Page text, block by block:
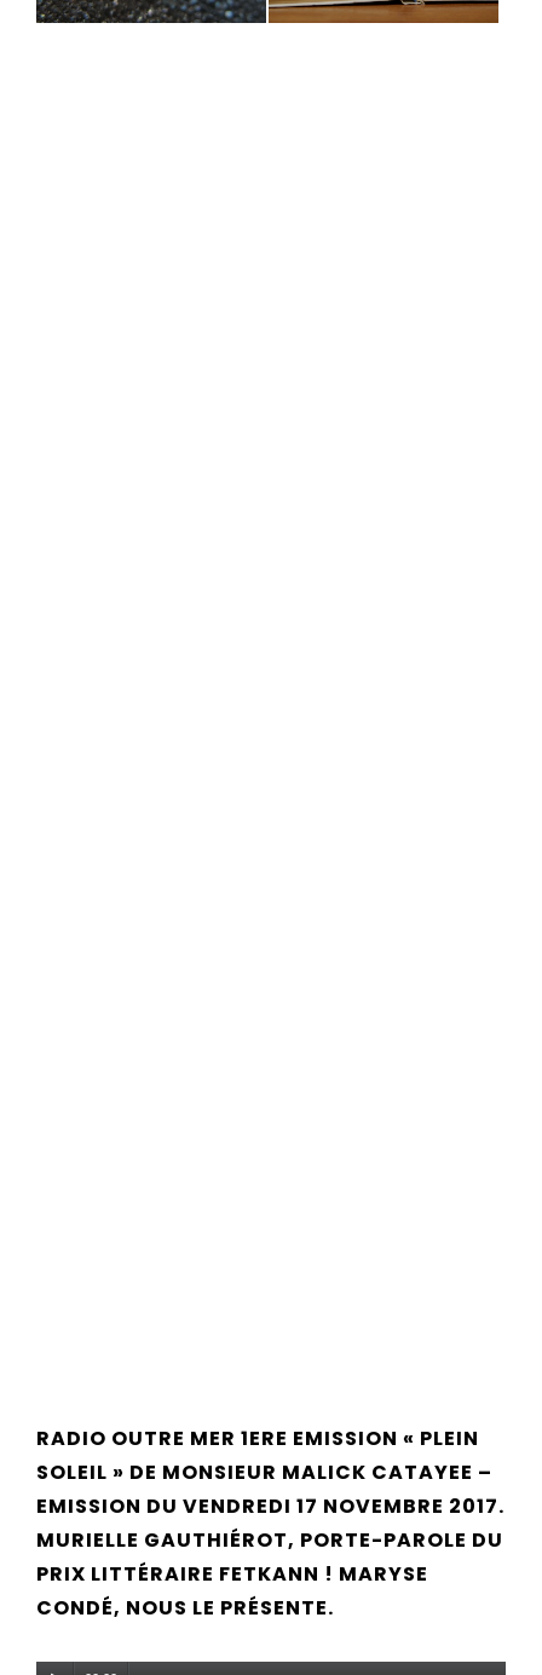
RADIO OUTRE MER 1ERE EMISSION « PLEIN
SOLEIL » DE MONSIEUR MALICK CATAYEE –
EMISSION DU VENDREDI 17 NOVEMBRE 2017.
MURIELLE GAUTHIÉROT, PORTE-PAROLE DU
PRIX LITTÉRAIRE FETKANN ! MARYSE
CONDÉ, NOUS LE PRÉSENTE.
Lecteur